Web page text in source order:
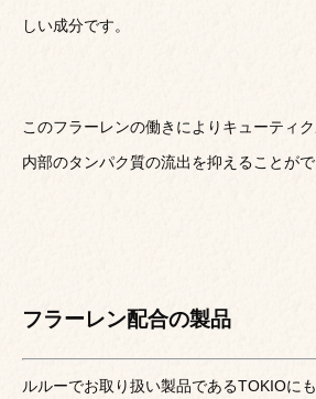
しい成分です。
このフラーレンの働きによりキューティ
内部のタンパク質の流出を抑えることがで
フラーレン配合の製品
ルルーでお取り扱い製品であるTOKIOに